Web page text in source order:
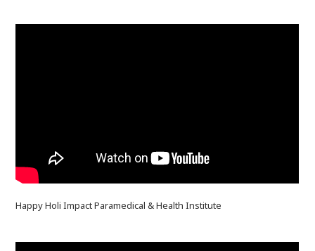
Happy Holi Impact Paramedical & Health Institute